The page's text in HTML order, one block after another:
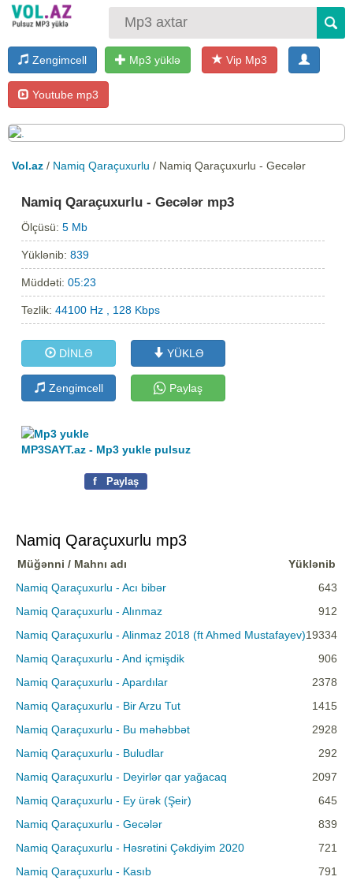
Zengimcell Mp3 yüklə Vip Mp3
Youtube mp3
Vol.az / Namiq Qaraçuxurlu / Namiq Qaraçuxurlu - Gecələr
Namiq Qaraçuxurlu - Gecələr mp3
Ölçüsü:5 Mb
Yüklənib:839
Müddəti:05:23
Tezlik:44100 Hz , 128 Kbps
DİNLƏ YÜKLƏ
Zengimcell Paylaş
MP3SAYT.az - Mp3 yukle pulsuz
f Paylaş
Namiq Qaraçuxurlu mp3
Müğənni / Mahnı adı
Yüklənib
Namiq Qaraçuxurlu - Acı bibər
643
Namiq Qaraçuxurlu - Alınmaz
912
Namiq Qaraçuxurlu - Alinmaz 2018 (ft Ahmed Mustafayev)19334
Namiq Qaraçuxurlu - And içmişdik
906
Namiq Qaraçuxurlu - Apardılar
2378
Namiq Qaraçuxurlu - Bir Arzu Tut
1415
Namiq Qaraçuxurlu - Bu məhəbbət
2928
Namiq Qaraçuxurlu - Buludlar
292
Namiq Qaraçuxurlu - Deyirlər qar yağacaq
2097
Namiq Qaraçuxurlu - Ey ürək (Şeir)
645
Namiq Qaraçuxurlu - Gecələr
839
Namiq Qaraçuxurlu - Həsrətini Çəkdiyim 2020
721
Namiq Qaraçuxurlu - Kasıb
791